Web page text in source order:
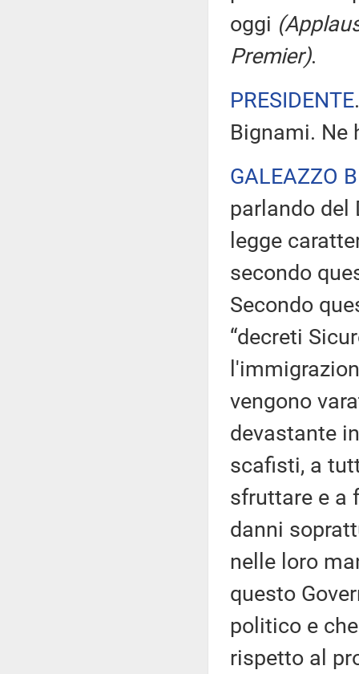
oggi
Premier).
PRESIDENTE
Bignami. Ne
GALEAZZO
parlando del
legge
secondo
Secondo
“decreti
vengono
devastante
scafisti, a
sfruttare e a
danni
nelle loro
questo
politico e
rispetto al